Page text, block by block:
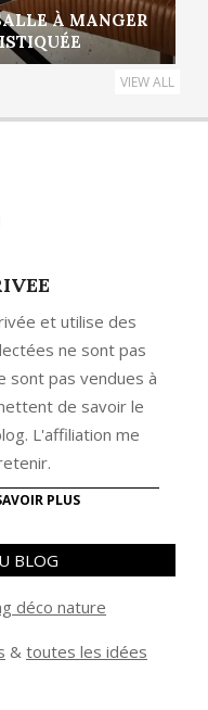
À MANGER
VIEW ALL
et utilise des
ne sont pas
sont pas vendues à
de savoir le
L'affiliation me
PLUS
BLOG
déco nature
& toutes les idées